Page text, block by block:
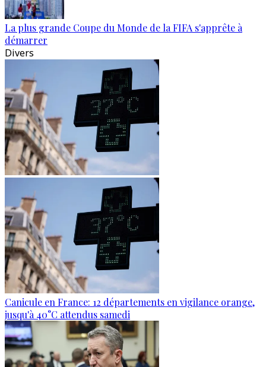
La plus grande Coupe du Monde de la FIFA s'apprête à
démarrer
Divers
Canicule en France: 12 départements en vigilance orange,
jusqu'à 40°C attendus samedi